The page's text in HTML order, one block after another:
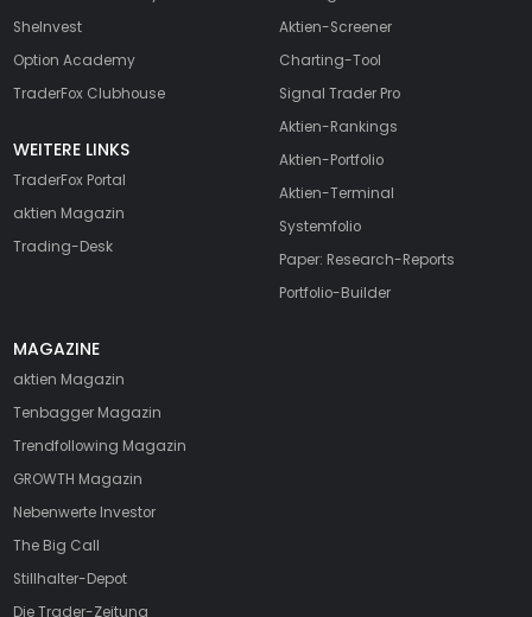
SheInvest
Option Academy
TraderFox Clubhouse
WEITERE LINKS
TraderFox Portal
aktien Magazin
Trading-Desk
Aktien-Screener
Charting-Tool
Signal Trader Pro
Aktien-Rankings
Aktien-Portfolio
Aktien-Terminal
Systemfolio
Paper: Research-Reports
Portfolio-Builder
MAGAZINE
aktien Magazin
Tenbagger Magazin
Trendfollowing Magazin
GROWTH Magazin
Nebenwerte Investor
The Big Call
Stillhalter-Depot
Die Trader-Zeitung